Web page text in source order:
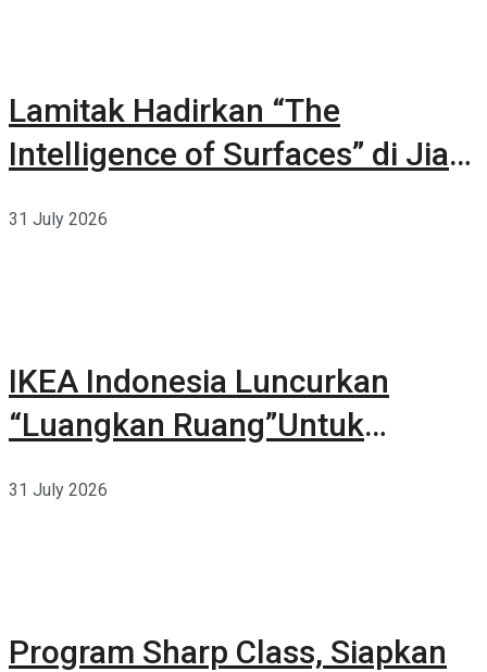
Lamitak Hadirkan “The
Intelligence of Surfaces” di Jia
31 July 2026
IKEA Indonesia Luncurkan
“Luangkan Ruang”Untuk
31 July 2026
Program Sharp Class, Siapkan